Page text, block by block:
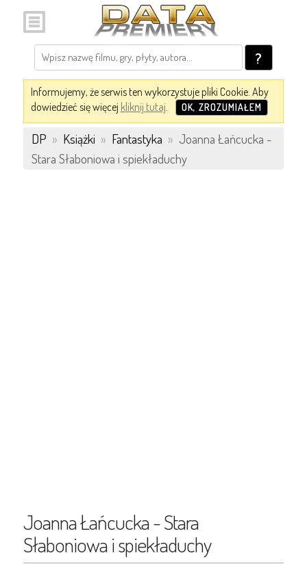
?
Informujemy, że serwis ten wykorzystuje pliki Cookie. Aby
dowiedzieć się więcej kliknij tutaj. OK, ZROZUMIAŁEM
DP » Książki » Fantastyka » Joanna Łańcucka -
Stara Słaboniowa i spiekładuchy
Joanna Łańcucka - Stara
Słaboniowa i spiekładuchy